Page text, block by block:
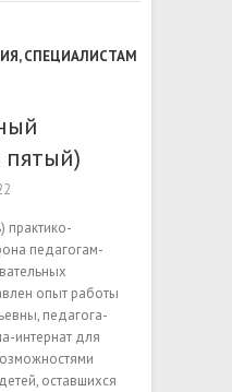
,СПЕЦИАЛИСТАМ
практико-
педагогам-
опыт работы
педагога-
интернат для
оставшихся